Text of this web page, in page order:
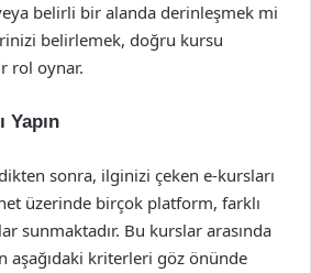
belirli bir alanda derinleşmek mi
belirlemek, doğru kursu
rol oynar.
Yapın
sonra, ilginizi çeken e-kursları
üzerinde birçok platform, farklı
sunmaktadır. Bu kurslar arasında
aşağıdaki kriterleri göz önünde